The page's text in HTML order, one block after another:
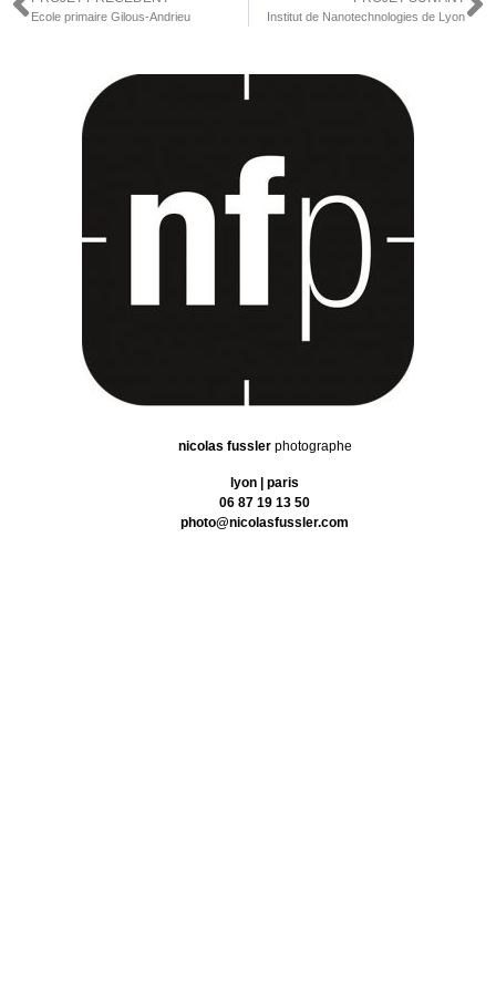
Ecole primaire Gilous-Andrieu Institut de Nanotechnologies de Lyon
nicolas fussler photographe
lyon | paris
06 87 19 13 50
photo@nicolasfussler.com